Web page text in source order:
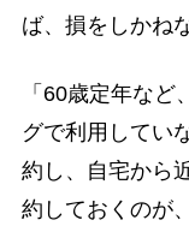
ば、損をしかね
「60歳定年な
グで利用してい
約し、自宅から
約しておくのが